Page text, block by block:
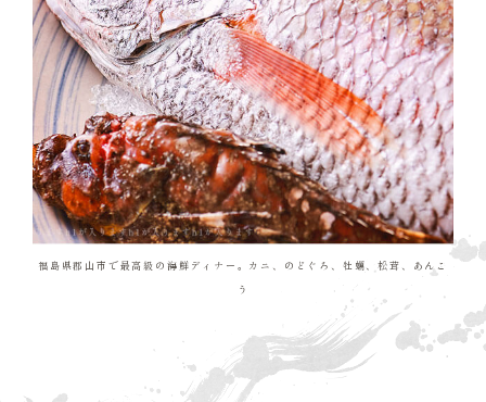
福島県郡山市で最高級の海鮮ディナー。カニ、のどぐろ、牡蠣、松茸、あんこ
う